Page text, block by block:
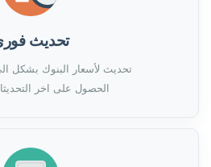
تحديث
تحديث لأسعار البنوك بشكل
الحصول على اخر